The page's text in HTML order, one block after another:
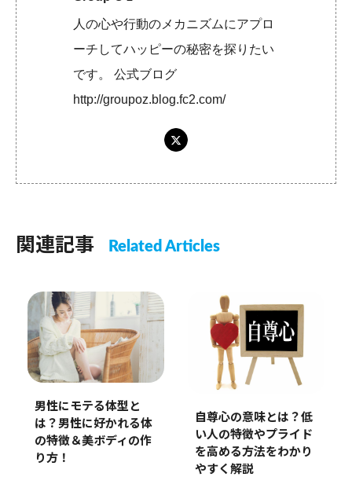
人の心や行動のメカニズムにアプロ
ーチしてハッピーの秘密を探りたい
です。 公式ブログ
http://groupoz.blog.fc2.com/
関連記事 Related Articles
男性にモテる体型と
は？男性に好かれる体
の特徴＆美ボディの作
り方！
自尊心の意味とは？低
い人の特徴やプライド
を高める方法をわかり
やすく解説